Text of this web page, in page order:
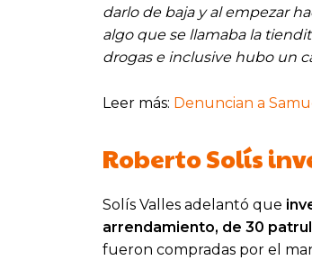
darlo de baja y al empezar
algo que se llamaba la
drogas e inclusive hubo un
Leer más: Denuncian a
Roberto Solís
Solís Valles adelantó que
arrendamiento, de 30
fueron compradas por el